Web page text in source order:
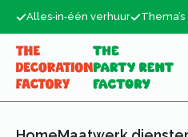
Alles‑in‑één verhuur